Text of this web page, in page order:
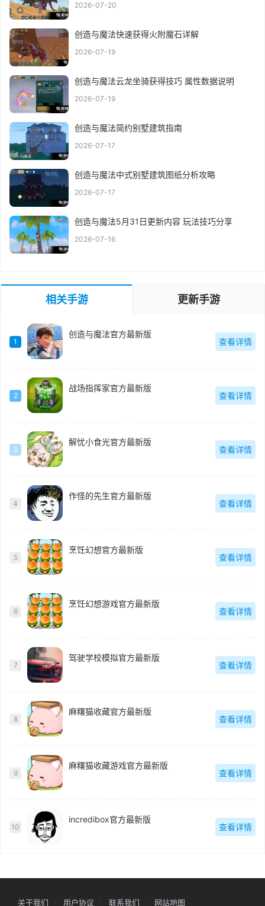
2026-07-20
创造与魔法快速获得火附魔石详解
2026-07-19
创造与魔法云龙坐骑获得技巧 属性数据说明
2026-07-19
创造与魔法简约别墅建筑指南
2026-07-17
创造与魔法中式别墅建筑图纸分析攻略
2026-07-17
创造与魔法5月31日更新内容 玩法技巧分享
2026-07-16
相关手游 更新手游
1
创造与魔法官方最新版
查看详情
2
战场指挥家官方最新版
查看详情
3
解忧小食光官方最新版
查看详情
4
作怪的先生官方最新版
查看详情
5
烹饪幻想官方最新版
查看详情
6
烹饪幻想游戏官方最新版
查看详情
7
驾驶学校模拟官方最新版
查看详情
8
麻糬猫收藏官方最新版
查看详情
9
麻糬猫收藏游戏官方最新版
查看详情
10
incredibox官方最新版
查看详情
关于我们 用户协议 联系我们 网站地图